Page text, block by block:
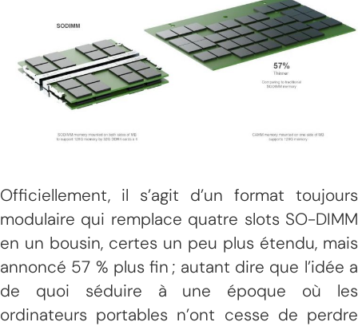
Officiellement, il s’agit d’un format toujours
modulaire qui remplace quatre slots SO-DIMM
en un bousin, certes un peu plus étendu, mais
annoncé 57 % plus fin ; autant dire que l’idée a
de quoi séduire à une époque où les
ordinateurs portables n’ont cesse de perdre